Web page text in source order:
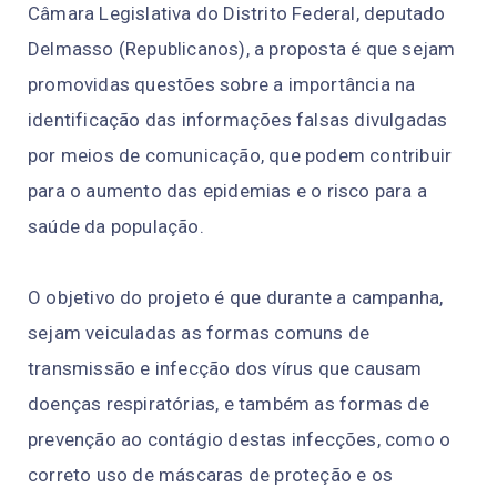
Câmara Legislativa do Distrito Federal, deputado
Delmasso (Republicanos), a proposta é que sejam
promovidas questões sobre a importância na
identificação das informações falsas divulgadas
por meios de comunicação, que podem contribuir
para o aumento das epidemias e o risco para a
saúde da população.
O objetivo do projeto é que durante a campanha,
sejam veiculadas as formas comuns de
transmissão e infecção dos vírus que causam
doenças respiratórias, e também as formas de
prevenção ao contágio destas infecções, como o
correto uso de máscaras de proteção e os